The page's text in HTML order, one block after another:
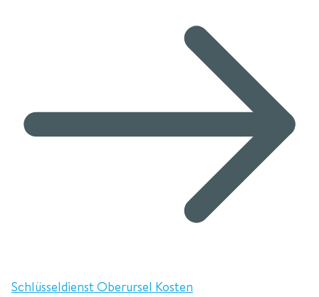
Schlüsseldienst Oberursel Kosten